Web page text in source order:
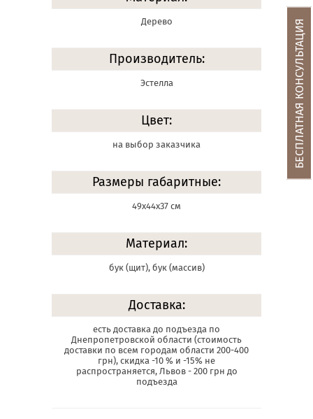
Дерево
Производитель:
Эстелла
Цвет:
на выбор заказчика
Размеры габаритные:
49х44х37 см
Материал:
бук (щит), бук (массив)
Доставка:
есть доставка до подъезда по
Днепропетровской области (стоимость
доставки по всем городам области 200-400
грн), скидка -10 % и -15% не
распространяется, Львов - 200 грн до
подъезда
БЕСПЛАТНАЯ КОНСУЛЬТАЦИЯ